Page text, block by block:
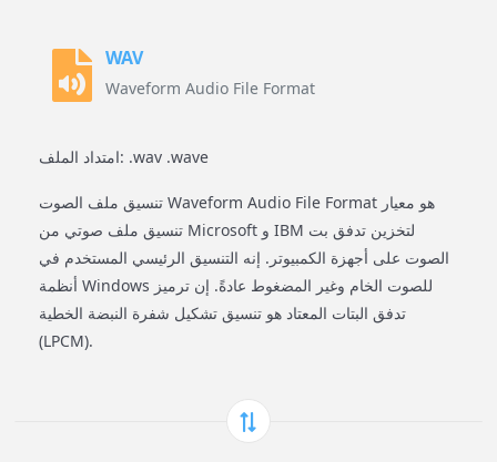
WAV
Waveform Audio File Format
امتداد الملف: .wav .wave
تنسيق ملف الصوت Waveform Audio File Format هو معيار
تنسيق ملف صوتي من Microsoft و IBM لتخزين تدفق بت
الصوت على أجهزة الكمبيوتر. إنه التنسيق الرئيسي المستخدم في
أنظمة Windows للصوت الخام وغير المضغوط عادةً. إن ترميز
تدفق البتات المعتاد هو تنسيق تشكيل شفرة النبضة الخطية
(LPCM).